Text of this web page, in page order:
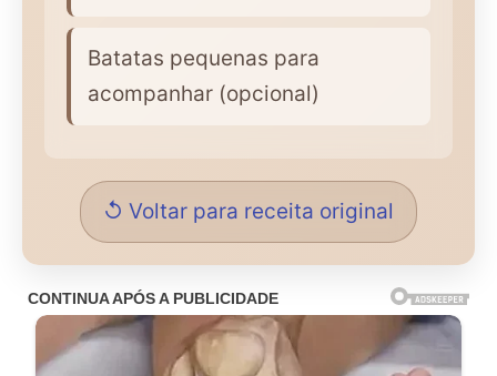
Batatas pequenas para
acompanhar (opcional)
↺ Voltar para receita original